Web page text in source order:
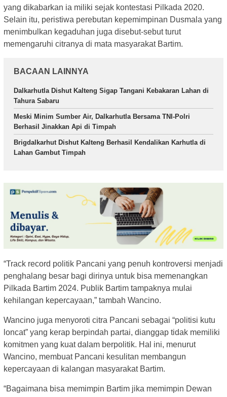
yang dikabarkan ia miliki sejak kontestasi Pilkada 2020.
Selain itu, peristiwa perebutan kepemimpinan Dusmala yang
menimbulkan kegaduhan juga disebut-sebut turut
memengaruhi citranya di mata masyarakat Bartim.
BACAAN LAINNYA
Dalkarhutla Dishut Kalteng Sigap Tangani Kebakaran Lahan di
Tahura Sabaru
Meski Minim Sumber Air, Dalkarhutla Bersama TNI-Polri
Berhasil Jinakkan Api di Timpah
Brigdalkarhut Dishut Kalteng Berhasil Kendalikan Karhutla di
Lahan Gambut Timpah
“Track record politik Pancani yang penuh kontroversi menjadi
penghalang besar bagi dirinya untuk bisa memenangkan
Pilkada Bartim 2024. Publik Bartim tampaknya mulai
kehilangan kepercayaan,” tambah Wancino.
Wancino juga menyoroti citra Pancani sebagai “politisi kutu
loncat” yang kerap berpindah partai, dianggap tidak memiliki
komitmen yang kuat dalam berpolitik. Hal ini, menurut
Wancino, membuat Pancani kesulitan membangun
kepercayaan di kalangan masyarakat Bartim.
“Bagaimana bisa memimpin Bartim jika memimpin Dewan